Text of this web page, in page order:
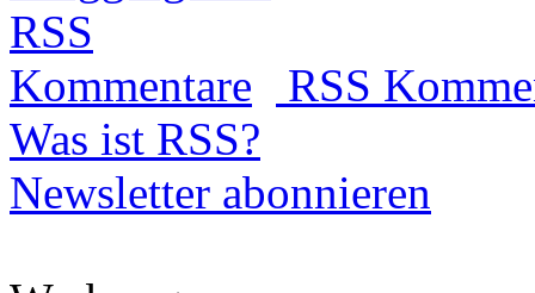
RSS
Was ist RSS?
Newsletter abonnieren